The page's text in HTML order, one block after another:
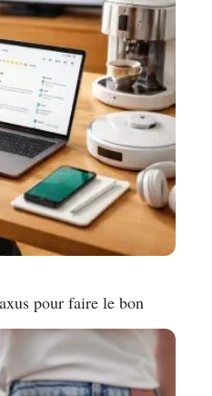
pour faire le bon